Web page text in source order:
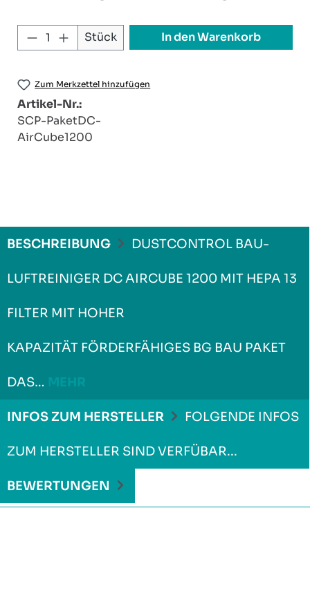
Produkt Anzahl: Gib den
Stück In den Warenkorb
Zum Merkzettel hinzufügen
Artikel-Nr.:
SCP-PaketDC-
AirCube1200
BESCHREIBUNG DUSTCONTROL BAU-
LUFTREINIGER DC AIRCUBE 1200 MIT HEPA 13
FILTER MIT HOHER
KAPAZITÄT FÖRDERFÄHIGES BG BAU PAKET
DAS…
INFOS ZUM HERSTELLER FOLGENDE INFOS
ZUM HERSTELLER SIND VERFÜBAR...
BEWERTUNGEN